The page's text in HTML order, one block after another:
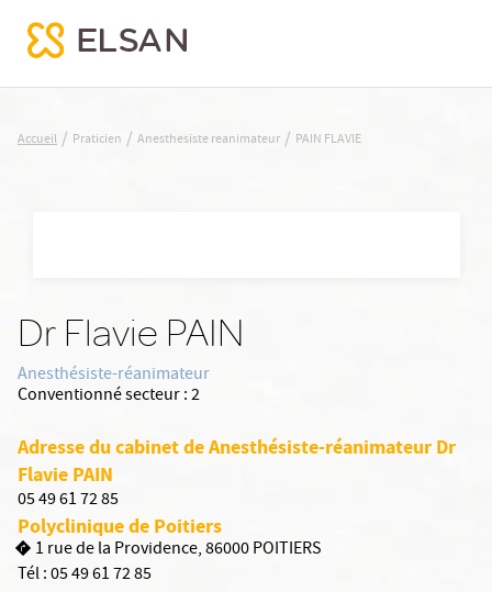
PAIN FLAVIE
Accueil / Praticien / Anesthesiste reanimateur / PAIN FLAVIE
Dr Flavie PAIN
Anesthésiste-réanimateur
Conventionné secteur :2
Adresse du cabinet de Anesthésiste-réanimateur Dr
Flavie PAIN
05 49 61 72 85
Polyclinique de Poitiers
1 rue de la Providence, 86000 POITIERS
Tél :05 49 61 72 85